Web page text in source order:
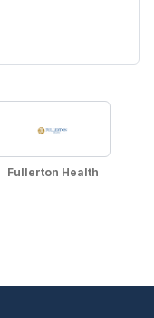
jaringan secara
kami akan
penyedia
Fullerton Health